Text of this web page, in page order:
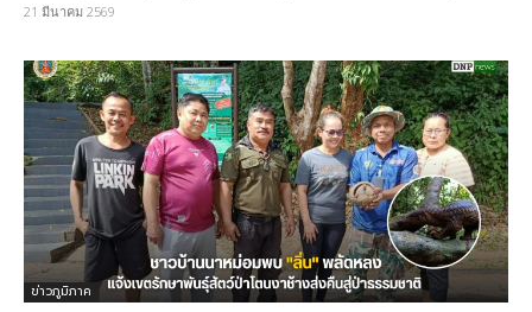
21 มีนาคม 2569
ข่าวภูมิภาค